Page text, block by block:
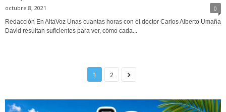
octubre 8, 2021 0
Redacción En AltaVoz Unas cuantas horas con el doctor Carlos Alberto Umaña
David resultan suficientes para ver, cómo cada...
1 2